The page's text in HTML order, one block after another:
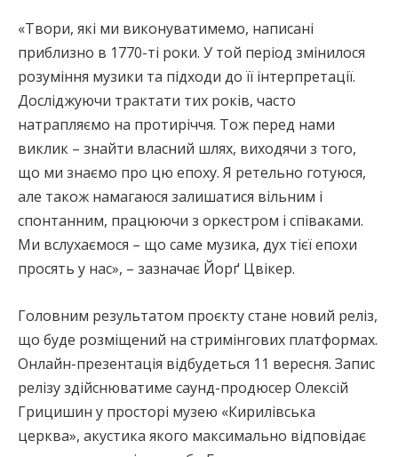
«Твори, які ми виконуватимемо, написані
приблизно в 1770-ті роки. У той період змінилося
розуміння музики та підходи до її інтерпретації.
Досліджуючи трактати тих років, часто
натрапляємо на протиріччя. Тож перед нами
виклик – знайти власний шлях, виходячи з того,
що ми знаємо про цю епоху. Я ретельно готуюся,
але також намагаюся залишатися вільним і
спонтанним, працюючи з оркестром і співаками.
Ми вслухаємося – що саме музика, дух тієї епохи
просять у нас», – зазначає Йорґ Цвікер.
Головним результатом проєкту стане новий реліз,
що буде розміщений на стримінгових платформах.
Онлайн-презентація відбудеться 11 вересня. Запис
релізу здійснюватиме саунд-продюсер Олексій
Грицишин у просторі музею «Кирилівська
церква», акустика якого максимально відповідає